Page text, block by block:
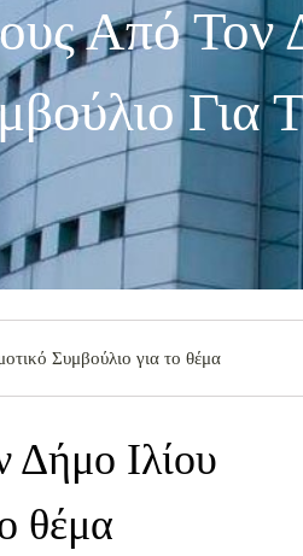
Από Τον
Για
Συμβούλιο για το θέμα
Δήμο Ιλίου
θέμα